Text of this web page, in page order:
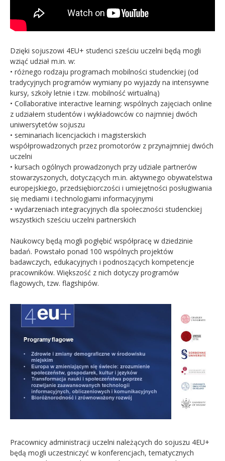
Dzięki sojuszowi 4EU+ studenci sześciu uczelni będą mogli
wziąć udział m.in. w:
• różnego rodzaju programach mobilności studenckiej (od
tradycyjnych programów wymiany po wyjazdy na intensywne
kursy, szkoły letnie i tzw. mobilność wirtualną)
• Collaborative interactive learning: wspólnych zajęciach online
z udziałem studentów i wykładowców co najmniej dwóch
uniwersytetów sojuszu
• seminariach licencjackich i magisterskich
współprowadzonych przez promotorów z przynajmniej dwóch
uczelni
• kursach ogólnych prowadzonych przy udziale partnerów
stowarzyszonych, dotyczących m.in. aktywnego obywatelstwa
europejskiego, przedsiębiorczości i umiejętności posługiwania
się mediami i technologiami informacyjnymi
• wydarzeniach integracyjnych dla społeczności studenckiej
wszystkich sześciu uczelni partnerskich
Naukowcy będą mogli pogłębić współpracę w dziedzinie
badań. Powstało ponad 100 wspólnych projektów
badawczych, edukacyjnych i podnoszących kompetencje
pracowników. Większość z nich dotyczy programów
flagowych, tzw. flagshipów.
Pracownicy administracji uczelni należących do sojuszu 4EU+
będą mogli uczestniczyć w konferencjach, tematycznych